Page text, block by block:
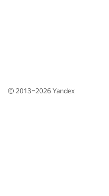
© 2013–2026Yandex